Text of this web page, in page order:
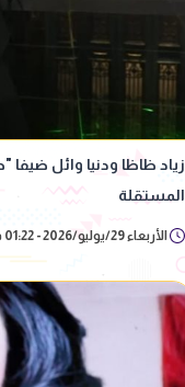
زياد ظاظا ودنيا وائل
المستقلة
الأربعاء 29/يوليو/2026 - 01:22 م